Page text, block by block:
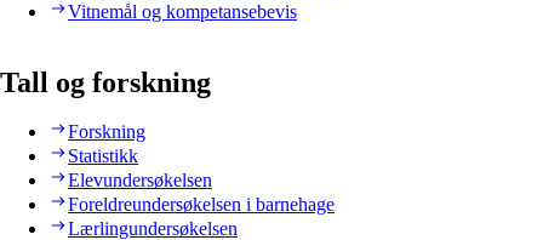
Vitnemål og kompetansebevis
Tall og forskning
Forskning
Statistikk
Elevundersøkelsen
Foreldreundersøkelsen i barnehage
Lærlingundersøkelsen